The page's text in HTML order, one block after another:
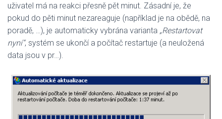
uživatel má na reakci přesně pět minut. Zásadní je, že
pokud do pěti minut nezareaguje (například je na obědě, na
poradě, …), je automaticky vybrána varianta „Restartovat
nyní“, systém se ukončí a počítač restartuje (a neuložená
data jsou v pr…).